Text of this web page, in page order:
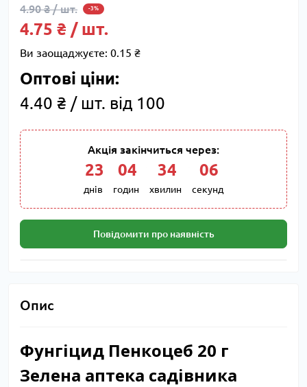
4.90 ₴ / шт. -3%
4.75 ₴ / шт.
Ви заощаджуєте: 0.15 ₴
Оптові ціни:
4.40 ₴ / шт. від 100
Акція закінчиться через:
23
днів
04
годин
34
хвилин
05
секунд
Повідомити про наявність
Опис
Фунгіцид Пенкоцеб 20 г
Зелена аптека садівника